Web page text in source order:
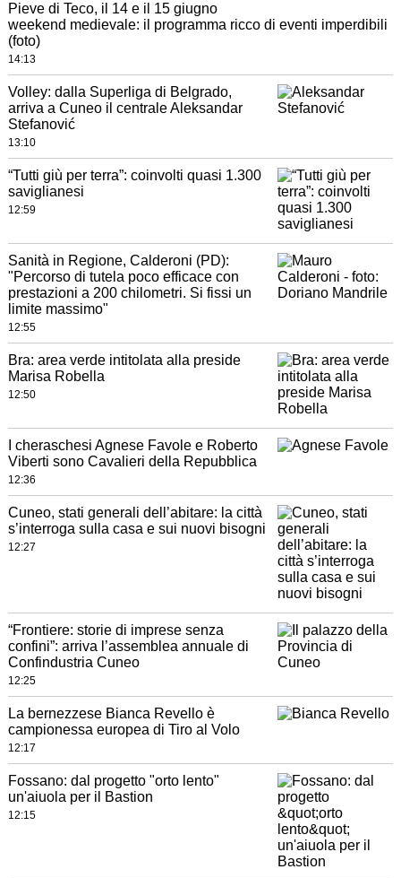
Pieve di Teco, il 14 e il 15 giugno
weekend medievale: il programma ricco di eventi imperdibili
(foto)
14:13
Volley: dalla Superliga di Belgrado,
arriva a Cuneo il centrale Aleksandar
Stefanović
13:10
“Tutti giù per terra”: coinvolti quasi 1.300
saviglianesi
12:59
Sanità in Regione, Calderoni (PD):
"Percorso di tutela poco efficace con
prestazioni a 200 chilometri. Si fissi un
limite massimo"
12:55
Bra: area verde intitolata alla preside
Marisa Robella
12:50
I cheraschesi Agnese Favole e Roberto
Viberti sono Cavalieri della Repubblica
12:36
Cuneo, stati generali dell’abitare: la città
s’interroga sulla casa e sui nuovi bisogni
12:27
“Frontiere: storie di imprese senza
confini”: arriva l’assemblea annuale di
Confindustria Cuneo
12:25
La bernezzese Bianca Revello è
campionessa europea di Tiro al Volo
12:17
Fossano: dal progetto "orto lento"
un'aiuola per il Bastion
12:15